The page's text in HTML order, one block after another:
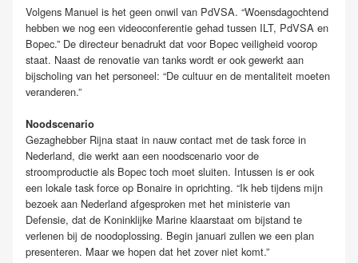
Volgens Manuel is het geen onwil van PdVSA. “Woensdagochtend
hebben we nog een videoconferentie gehad tussen ILT, PdVSA en
Bopec.” De directeur benadrukt dat voor Bopec veiligheid voorop
staat. Naast de renovatie van tanks wordt er ook gewerkt aan
bijscholing van het personeel: “De cultuur en de mentaliteit moeten
veranderen.”
Noodscenario
Gezaghebber Rijna staat in nauw contact met de task force in
Nederland, die werkt aan een noodscenario voor de
stroomproductie als Bopec toch moet sluiten. Intussen is er ook
een lokale task force op Bonaire in oprichting. “Ik heb tijdens mijn
bezoek aan Nederland afgesproken met het ministerie van
Defensie, dat de Koninklijke Marine klaarstaat om bijstand te
verlenen bij de noodoplossing. Begin januari zullen we een plan
presenteren. Maar we hopen dat het zover niet komt.”